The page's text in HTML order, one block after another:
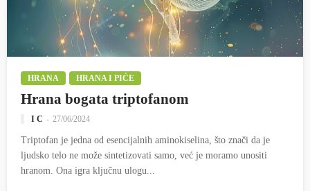
HRANA HRANA I PIĆE
Hrana bogata triptofanom
I C 27/06/2024
Triptofan je jedna od esencijalnih aminokiselina, što znači da je
ljudsko telo ne može sintetizovati samo, već je moramo unositi
hranom. Ona igra ključnu ulogu...